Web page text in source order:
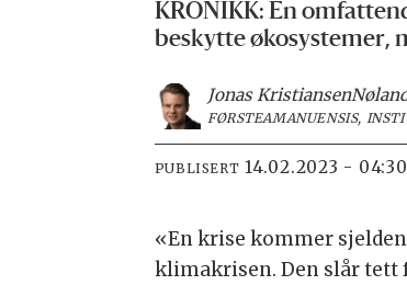
KRONIKK: En
beskytte økosystemer,
Jonas Kristiansen
FØRSTEAMANUENSIS,
PUBLISERT 14.02.2023 - 04:30
«En krise kommer
klimakrisen. Den slår tett